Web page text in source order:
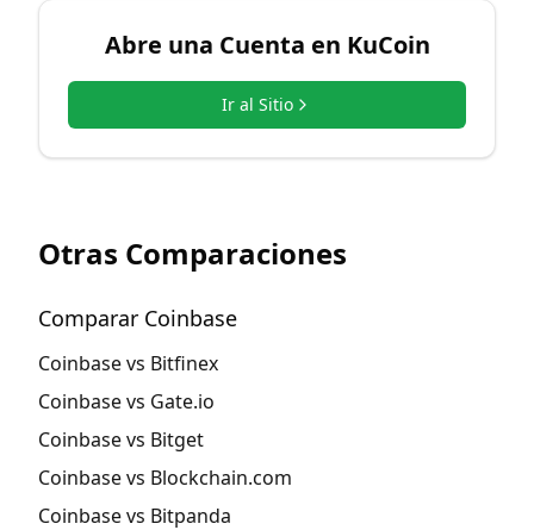
Abre una Cuenta en KuCoin
Ir al Sitio
Otras Comparaciones
Comparar Coinbase
Coinbase vs Bitfinex
Coinbase vs Gate.io
Coinbase vs Bitget
Coinbase vs Blockchain.com
Coinbase vs Bitpanda